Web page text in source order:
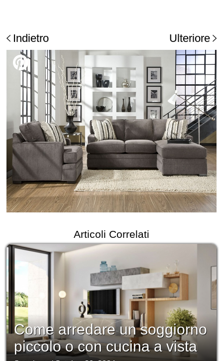
Indietro Ulteriore
Articoli Correlati
Come arredare un soggiorno
piccolo o con cucina a vista